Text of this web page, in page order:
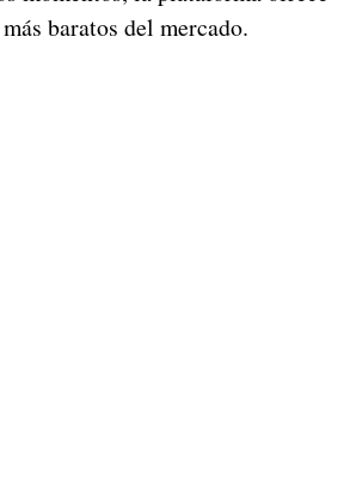
baratos del mercado.